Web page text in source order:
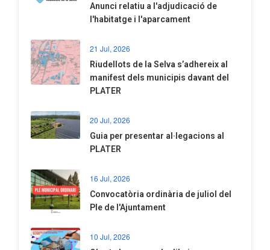
Anunci relatiu a l'adjudicació de
l'habitatge i l'aparcament
21 Jul, 2026
Riudellots de la Selva s’adhereix al
manifest dels municipis davant del
PLATER
20 Jul, 2026
​Guia per presentar al·legacions al
PLATER
16 Jul, 2026
Convocatòria ordinària de juliol del
Ple de l'Ajuntament
10 Jul, 2026